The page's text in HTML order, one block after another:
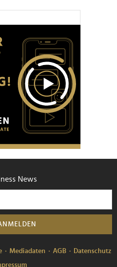
News
Mediadaten AGB
Datenschutz